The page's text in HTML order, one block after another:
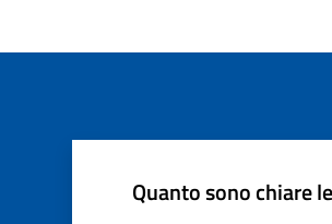
Quanto sono chiare